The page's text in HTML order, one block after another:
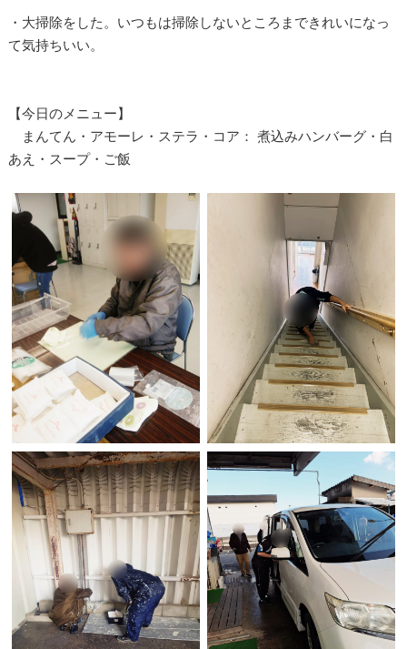
・大掃除をした。いつもは掃除しないところまできれいになっ
て気持ちいい。
【今日のメニュー】
まんてん・アモーレ・ステラ・コア： 煮込みハンバーグ・白
あえ・スープ・ご飯